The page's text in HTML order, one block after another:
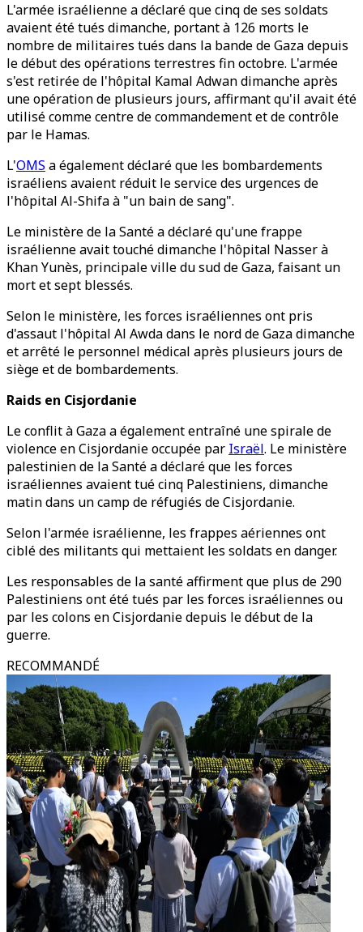
L'armée israélienne a déclaré que cinq de ses soldats
avaient été tués dimanche, portant à 126 morts le
nombre de militaires tués dans la bande de Gaza depuis
le début des opérations terrestres fin octobre. L'armée
s'est retirée de l'hôpital Kamal Adwan dimanche après
une opération de plusieurs jours, affirmant qu'il avait été
utilisé comme centre de commandement et de contrôle
par le Hamas.
L'OMS a également déclaré que les bombardements
israéliens avaient réduit le service des urgences de
l'hôpital Al-Shifa à "un bain de sang".
Le ministère de la Santé a déclaré qu'une frappe
israélienne avait touché dimanche l'hôpital Nasser à
Khan Yunès, principale ville du sud de Gaza, faisant un
mort et sept blessés.
Selon le ministère, les forces israéliennes ont pris
d'assaut l'hôpital Al Awda dans le nord de Gaza dimanche
et arrêté le personnel médical après plusieurs jours de
siège et de bombardements.
Raids en Cisjordanie
Le conflit à Gaza a également entraîné une spirale de
violence en Cisjordanie occupée par Israël. Le ministère
palestinien de la Santé a déclaré que les forces
israéliennes avaient tué cinq Palestiniens, dimanche
matin dans un camp de réfugiés de Cisjordanie.
Selon l'armée israélienne, les frappes aériennes ont
ciblé des militants qui mettaient les soldats en danger.
Les responsables de la santé affirment que plus de 290
Palestiniens ont été tués par les forces israéliennes ou
par les colons en Cisjordanie depuis le début de la
guerre.
RECOMMANDÉ